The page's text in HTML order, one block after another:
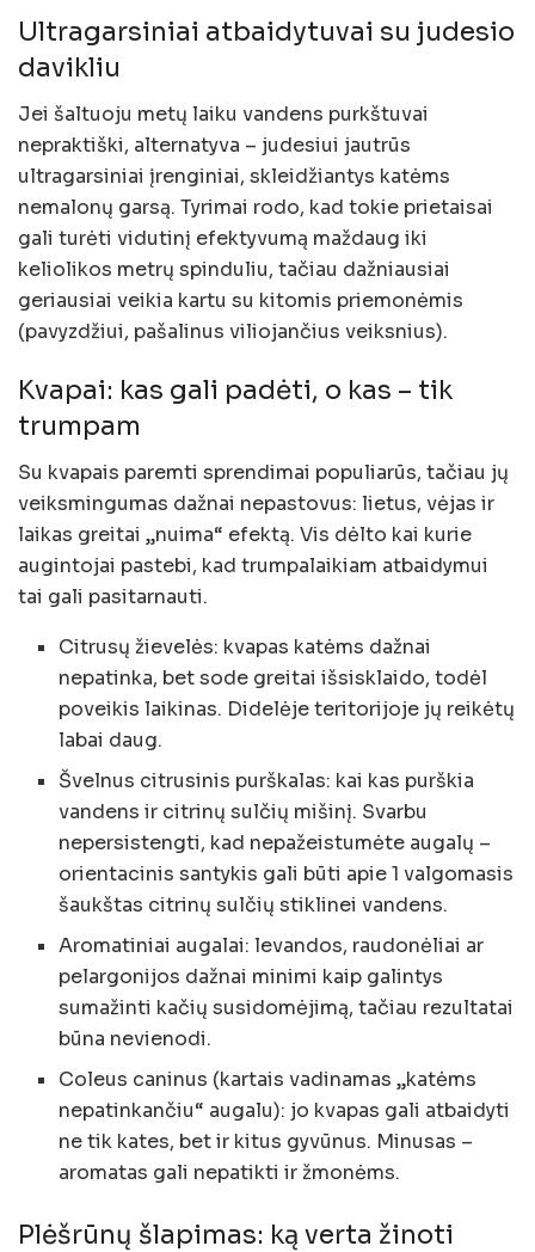
Ultragarsiniai atbaidytuvai su judesio
davikliu
Jei šaltuoju metų laiku vandens purkštuvai
nepraktiški, alternatyva – judesiui jautrūs
ultragarsiniai įrenginiai, skleidžiantys katėms
nemalonų garsą. Tyrimai rodo, kad tokie prietaisai
gali turėti vidutinį efektyvumą maždaug iki
keliolikos metrų spinduliu, tačiau dažniausiai
geriausiai veikia kartu su kitomis priemonėmis
(pavyzdžiui, pašalinus viliojančius veiksnius).
Kvapai: kas gali padėti, o kas – tik
trumpam
Su kvapais paremti sprendimai populiarūs, tačiau jų
veiksmingumas dažnai nepastovus: lietus, vėjas ir
laikas greitai „nuima“ efektą. Vis dėlto kai kurie
augintojai pastebi, kad trumpalaikiam atbaidymui
tai gali pasitarnauti.
Citrusų žievelės: kvapas katėms dažnai
nepatinka, bet sode greitai išsisklaido, todėl
poveikis laikinas. Didelėje teritorijoje jų reikėtų
labai daug.
Švelnus citrusinis purškalas: kai kas purškia
vandens ir citrinų sulčių mišinį. Svarbu
nepersistengti, kad nepažeistumėte augalų –
orientacinis santykis gali būti apie 1 valgomasis
šaukštas citrinų sulčių stiklinei vandens.
Aromatiniai augalai: levandos, raudonėliai ar
pelargonijos dažnai minimi kaip galintys
sumažinti kačių susidomėjimą, tačiau rezultatai
būna nevienodi.
Coleus caninus (kartais vadinamas „katėms
nepatinkančiu“ augalu): jo kvapas gali atbaidyti
ne tik kates, bet ir kitus gyvūnus. Minusas –
aromatas gali nepatikti ir žmonėms.
Plėšrūnų šlapimas: ką verta žinoti